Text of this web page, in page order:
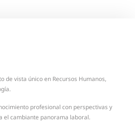
de vista único en Recursos Humanos,
profesional con perspectivas y
el cambiante panorama laboral.